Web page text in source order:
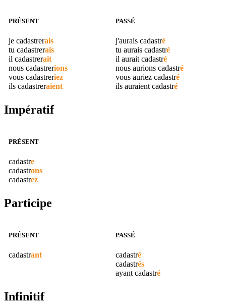
PRÉSENT
je cadastrerais
tu cadastrerais
il cadastrerait
nous cadastrerions
vous cadastreriez
ils cadastreraient
PASSÉ
j'aurais cadastré
tu aurais cadastré
il aurait cadastré
nous aurions cadastré
vous auriez cadastré
ils auraient cadastré
Impératif
PRÉSENT
cadastre
cadastrons
cadastrez
Participe
PRÉSENT
cadastrant
PASSÉ
cadastré
cadastrés
ayant cadastré
Infinitif